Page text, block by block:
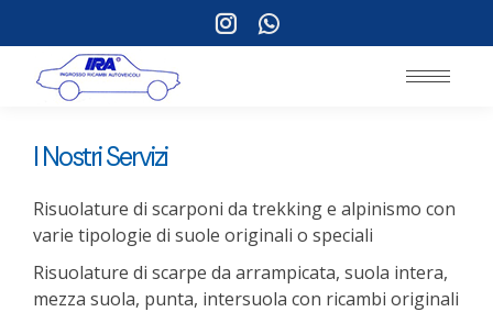
Instagram
page
Whatsapp
page
I Nostri Servizi
Risuolature di scarponi da trekking e alpinismo con
varie tipologie di suole originali o speciali
Risuolature di scarpe da arrampicata, suola intera,
mezza suola, punta, intersuola con ricambi originali